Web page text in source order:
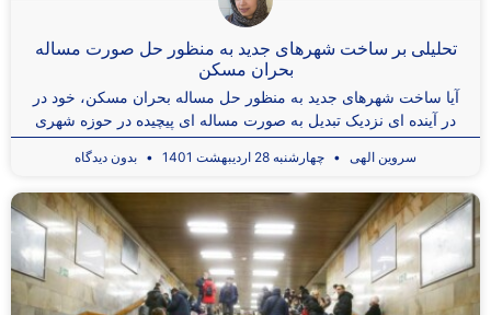
تحلیلی بر ساخت شهرهای جدید به منظور حل صورت مساله
بحران مسکن
آیا ساخت شهرهای جدید به منظور حل مساله بحران مسکن، خود در
در آینده ای نزدیک تبدیل به صورت مساله ای پیچیده در حوزه شهری
سروین الهی چهارشنبه 28 اردیبهشت 1401 بدون دیدگاه